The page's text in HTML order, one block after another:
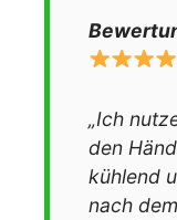
„Ich
den
kühlend
nach